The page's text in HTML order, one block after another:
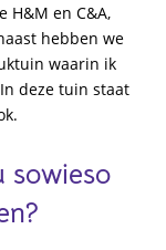
H&M en C&A,
hebben we
waarin ik
deze tuin staat
sowieso